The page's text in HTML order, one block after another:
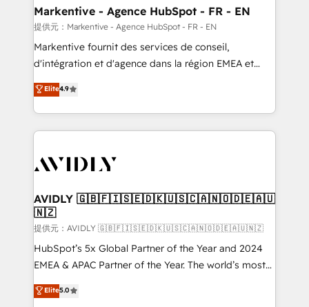
せください。
🎯Demand Gen & ABM: Drive pipeline with inbound,
ABM, AEO, SEO, & paid media. 👩‍💻Web Design:
Build high-performing websites with UX, messaging,
& conversion strategy that drive results. 🤖AI
AI, & maximize AEO with tailored AI services. 🧩
Integrations: Extend HubSpot with custom
Markentive - Agence HubSpot - FR - EN
提供元：Markentive - Agence HubSpot - FR - EN
Markentive fournit des services de conseil,
d'intégration et d'agence dans la région EMEA et
North America. Avec plus de 115 experts en
marketing automation, Growth, Revops, CRM et
webdesign. Markentive is both a consulting firm, a
digital agency and an integrator. With over 115
CRM and webdesign (We focus on EMEA - USA
Elite4.9
AVIDLY 🇬🇧🇫🇮🇸🇪🇩🇰🇺🇸🇨🇦🇳🇴🇩🇪🇦🇺
🇳🇿
提供元：AVIDLY 🇬🇧🇫🇮🇸🇪🇩🇰🇺🇸🇨🇦🇳🇴🇩🇪🇦🇺🇳🇿
HubSpot’s 5x Global Partner of the Year and 2024
EMEA & APAC Partner of the Year. The world’s most
experienced and fully accredited HubSpot Solutions
Partner. 🚀 With 2,750+ HubSpot projects delivered
Elite5.0